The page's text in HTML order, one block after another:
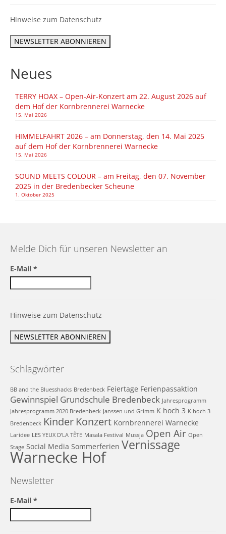
Hinweise zum Datenschutz
Neues
TERRY HOAX – Open-Air-Konzert am 22. August 2026 auf
dem Hof der Kornbrennerei Warnecke
15. Mai 2026
HIMMELFAHRT 2026 – am Donnerstag, den 14. Mai 2025
auf dem Hof der Kornbrennerei Warnecke
15. Mai 2026
SOUND MEETS COLOUR – am Freitag, den 07. November
2025 in der Bredenbecker Scheune
1. Oktober 2025
Melde Dich für unseren Newsletter an
E-Mail *
Hinweise zum Datenschutz
Schlagwörter
BB and the Bluesshacks Bredenbeck Feiertage Ferienpassaktion
Gewinnspiel Grundschule Bredenbeck Jahresprogramm
Jahresprogramm 2020 Bredenbeck Janssen und Grimm K hoch 3 K hoch 3
Bredenbeck Kinder Konzert Kornbrennerei Warnecke
Laridee LES YEUX D’LA TÊTE Masala Festival Mussja Open Air Open
Stage Social Media Sommerferien Vernissage
Warnecke Hof
Newsletter
E-Mail *